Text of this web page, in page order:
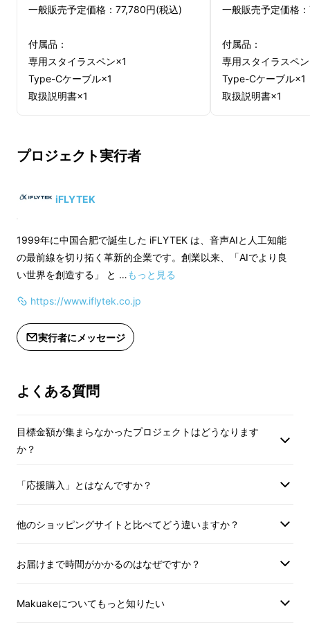
産性が大幅にアップ！
83言語対応のテキスト化機能で、授業の板書
も学習ノートも会議メモも、瞬時にデジタル
化！手書きの自由さとデジタルの便利さを両立
させ、メモ整理が劇的に変わる！
7言語に対応した双方向翻訳を無料でサポー
ムーズに管理可能。言葉の壁を気にせず、メモ
一般販売予定価格：77,780円(税込)
付属品：
専用スタイラスペン×1
Type-Cケーブル×1
取扱説明書×1
の2色からお選びいただけます。
※送料無料（国内配送のみ）。
上した場合、正規販売価格が販売予定
※デザイン・仕様は変更になる可能性
もございます。ご了承ください。
※ご注文状況、使用部材の供給状況、
遅れる場合があります。
一般販売予定価格
付属品：
専用スタイラスペ
Type-Cケーブル×1
取扱説明書×1
※ご注文状況、使用
製造工程上の都合
プロジェクト実行者
iFLYTEK
1999年に中国合肥で誕生した iFLYTEK は、音声AIと人工知能
の最前線を切り拓く革新的企業です。創業以来、「AIでより良
い世界を創造する」 と …もっと見る
https://www.iflytek.co.jp
実行者にメッセージ
よくある質問
目標金額が集まらなかったプロジェクトはどうなります
か？
「応援購入」とはなんですか？
他のショッピングサイトと比べてどう違いますか？
お届けまで時間がかかるのはなぜですか？
Makuakeについてもっと知りたい